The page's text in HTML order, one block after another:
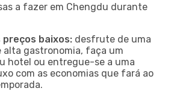
a fazer em Chengdu durante
baixos: desfrute de uma
alta gastronomia, faça um
hotel ou entregue-se a uma
com as economias que fará ao